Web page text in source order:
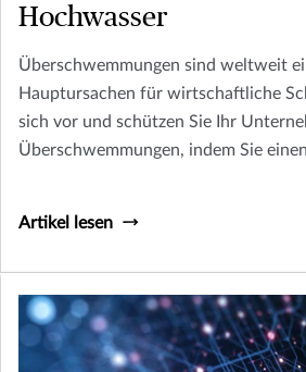
Hochwasser
Überschwemmungen sind weltweit
Hauptursachen für wirtschaftliche
sich vor und schützen Sie Ihr
Überschwemmungen, indem Sie
Artikel lesen